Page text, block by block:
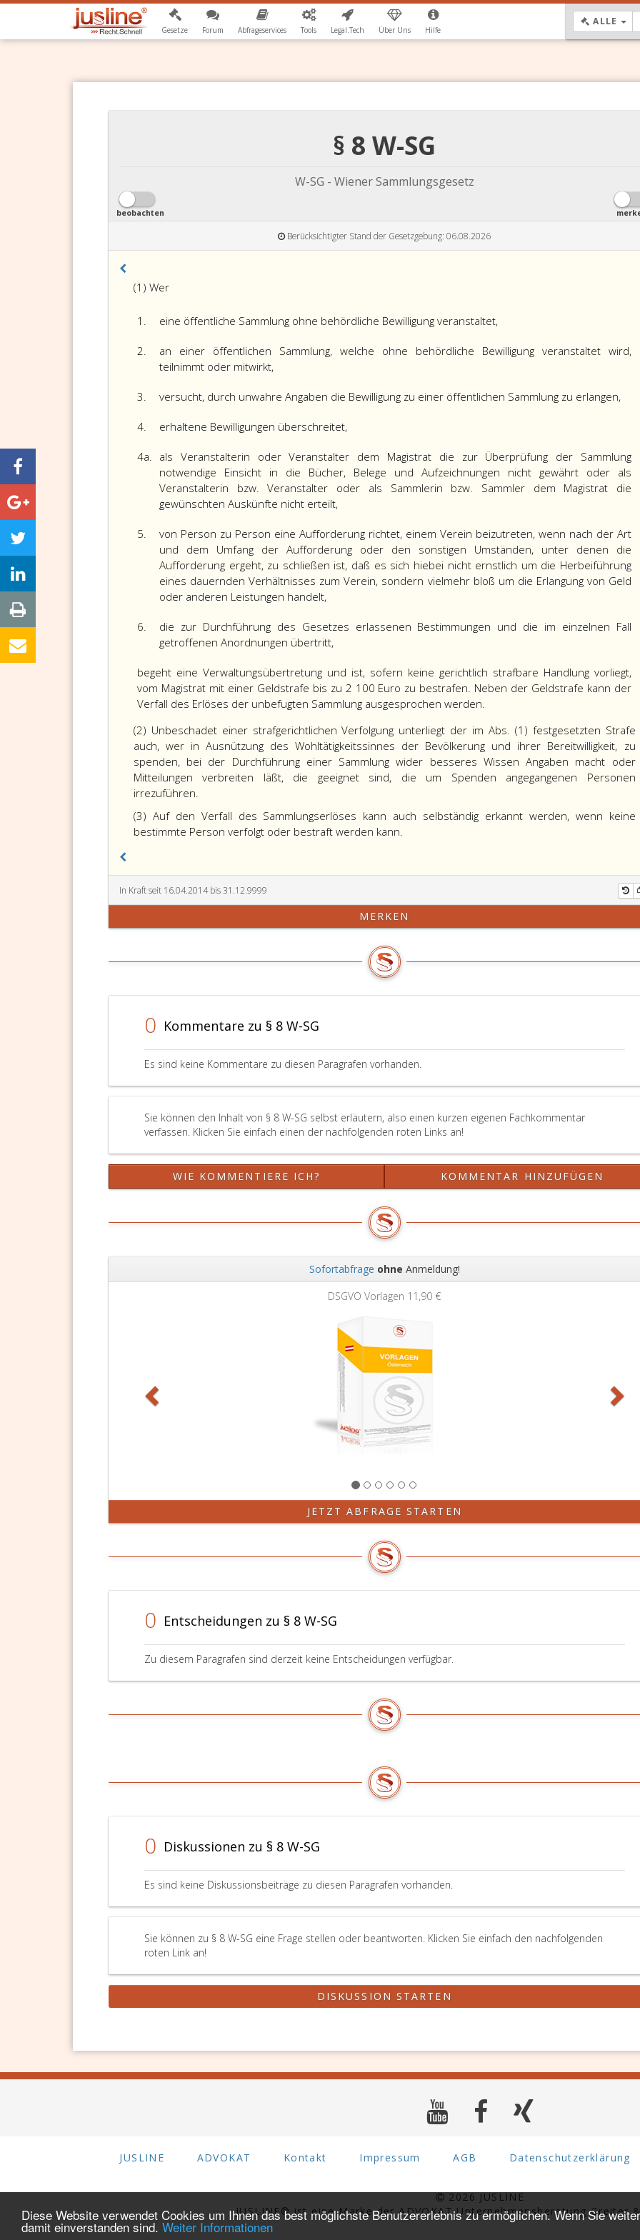
Diese Website verwendet Cookies um Ihnen das best möglichste Benutzererlebnis zu ermöglichen. Wenn Sie
damit einverstanden sind. Weiter Informationen
Gesetze Forum Abfrageservices Tools Legal.Tech Über Uns Hilfe
ALLE
§ 8 W-SG
W-SG - Wiener Sammlungsgesetz
beobachten
Berücksichtigter Stand der Gesetzgebung: 06.08.2026
(1) Wer
1. eine öffentliche Sammlung ohne behördliche Bewilligung veranstaltet,
2.
an einer öffentlichen Sammlung, welche ohne behördliche Bewilligung veranstaltet wird,
teilnimmt oder mitwirkt,
3. versucht, durch unwahre Angaben die Bewilligung zu einer öffentlichen Sammlung zu erlangen,
4. erhaltene Bewilligungen überschreitet,
4a. als Veranstalterin oder Veranstalter dem Magistrat die zur Überprüfung der Sammlung
notwendige Einsicht in die Bücher, Belege und Aufzeichnungen nicht gewährt oder als
Veranstalterin bzw. Veranstalter oder als Sammlerin bzw. Sammler dem Magistrat die
gewünschten Auskünfte nicht erteilt,
5.
von Person zu Person eine Aufforderung richtet, einem Verein beizutreten, wenn nach der Art
und dem Umfang der Aufforderung oder den sonstigen Umständen, unter denen die
Aufforderung ergeht, zu schließen ist, daß es sich hiebei nicht ernstlich um die Herbeiführung
eines dauernden Verhältnisses zum Verein, sondern vielmehr bloß um die Erlangung von Geld
oder anderen Leistungen handelt,
6.
die zur Durchführung des Gesetzes erlassenen Bestimmungen und die im einzelnen Fall
getroffenen Anordnungen übertritt,
begeht eine Verwaltungsübertretung und ist, sofern keine gerichtlich strafbare Handlung vorliegt,
vom Magistrat mit einer Geldstrafe bis zu 2 100 Euro zu bestrafen. Neben der Geldstrafe kann der
Verfall des Erlöses der unbefugten Sammlung ausgesprochen werden.
(2) Unbeschadet einer strafgerichtlichen Verfolgung unterliegt der im Abs. (1) festgesetzten Strafe
auch, wer in Ausnützung des Wohltätigkeitssinnes der Bevölkerung und ihrer Bereitwilligkeit, zu
spenden, bei der Durchführung einer Sammlung wider besseres Wissen Angaben macht oder
Mitteilungen verbreiten läßt, die geeignet sind, die um Spenden angegangenen Personen
irrezuführen.
(3) Auf den Verfall des Sammlungserlöses kann auch selbständig erkannt werden, wenn keine
bestimmte Person verfolgt oder bestraft werden kann.
In Kraft seit 16.04.2014 bis 31.12.9999
MERKEN
0 Kommentare zu § 8 W-SG
Es sind keine Kommentare zu diesen Paragrafen vorhanden.
Sie können den Inhalt von § 8 W-SG selbst erläutern, also einen kurzen eigenen Fachkommentar
verfassen. Klicken Sie einfach einen der nachfolgenden roten Links an!
WIE KOMMENTIERE ICH? KOMMENTAR HINZUFÜGEN
Sofortabfrage ohne Anmeldung!
DSGVO Vorlagen11,90 €
JETZT ABFRAGE STARTEN
0 Entscheidungen zu § 8 W-SG
Zu diesem Paragrafen sind derzeit keine Entscheidungen verfügbar.
0 Diskussionen zu § 8 W-SG
Es sind keine Diskussionsbeiträge zu diesen Paragrafen vorhanden.
Sie können zu § 8 W-SG eine Frage stellen oder beantworten. Klicken Sie einfach den nachfolgenden
roten Link an!
DISKUSSION STARTEN
JUSLINE ADVOKAT Kontakt Impressum AGB Datenschutzerklärung
2026 JUSLINE
JUSLINE® ist eine Marke der ADVOKAT Unternehmensberatung Greiter